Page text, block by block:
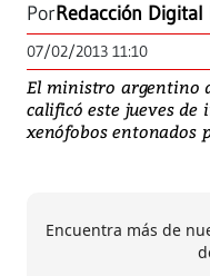
PorRedacción
07/02/2013 11:10
El ministro argentino
calificó este jueves de
xenófobos entonados
Encuentra más de